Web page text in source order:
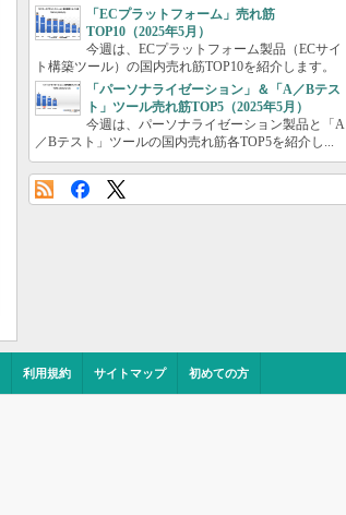
「ECプラットフォーム」売れ筋
TOP10（2025年5月）
今週は、ECプラットフォーム製品（ECサイ
ト構築ツール）の国内売れ筋TOP10を紹介します。
「パーソナライゼーション」＆「A／Bテス
ト」ツール売れ筋TOP5（2025年5月）
今週は、パーソナライゼーション製品と「A
／Bテスト」ツールの国内売れ筋各TOP5を紹介し...
利用規約 サイトマップ 初めての方